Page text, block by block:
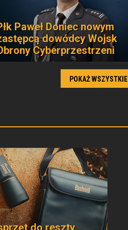
Paweł Doniec nowym
dowódcy Wojsk
Cyberprzestrzeni
POKAŻ WSZYSTKIE
do reszty